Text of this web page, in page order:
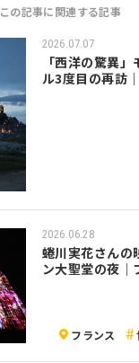
この記事に関連する記事
2026.07.07
「西洋の驚異
ル3度目の再訪
2026.06.28
蜷川実花さんの
ン大聖堂の夜｜
フランス